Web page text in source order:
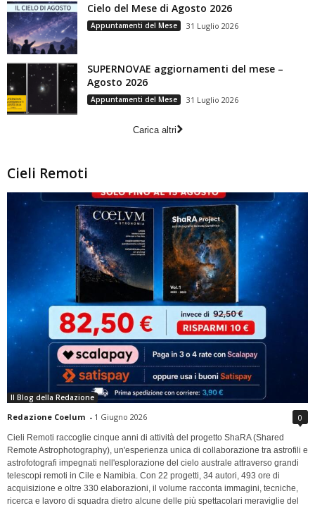
Cielo del Mese di Agosto 2026
Appuntamenti del Mese 31 Luglio 2026
SUPERNOVAE aggiornamenti del mese –
Agosto 2026
Appuntamenti del Mese 31 Luglio 2026
Carica altri
Cieli Remoti
Il Blog della Redazione
Redazione Coelum - 1 Giugno 2026 0
Cieli Remoti raccoglie cinque anni di attività del progetto ShaRA (Shared
Remote Astrophotography), un'esperienza unica di collaborazione tra astrofili e
astrofotografi impegnati nell'esplorazione del cielo australe attraverso grandi
telescopi remoti in Cile e Namibia. Con 22 progetti, 34 autori, 493 ore di
acquisizione e oltre 330 elaborazioni, il volume racconta immagini, tecniche,
ricerca e lavoro di squadra dietro alcune delle più spettacolari meraviglie del